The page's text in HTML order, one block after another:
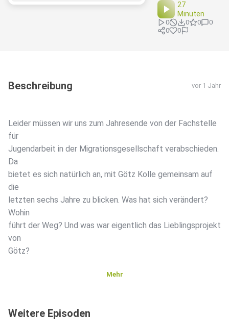
27
Minuten
0 0 0
0
0
0
Beschreibung vor 1 Jahr
Leider müssen wir uns zum Jahresende von der Fachstelle
für
Jugendarbeit in der Migrationsgesellschaft verabschieden.
Da
bietet es sich natürlich an, mit Götz Kolle gemeinsam auf
die
letzten sechs Jahre zu blicken. Was hat sich verändert?
Wohin
führt der Weg? Und was war eigentlich das Lieblingsprojekt
von
Götz?
Mehr
Weitere Episoden